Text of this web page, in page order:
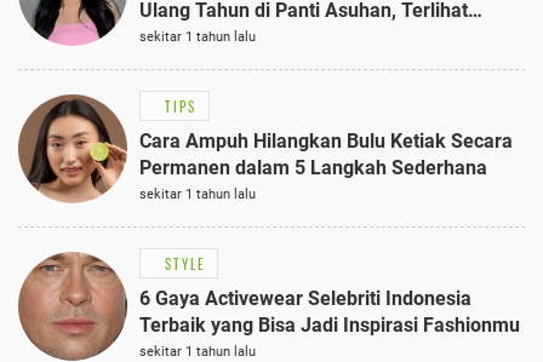
Ulang Tahun di Panti Asuhan, Terlihat
Anggun dengan Kaftan Cokelat
sekitar 1 tahun lalu
TIPS
Cara Ampuh Hilangkan Bulu Ketiak Secara
Permanen dalam 5 Langkah Sederhana
sekitar 1 tahun lalu
STYLE
6 Gaya Activewear Selebriti Indonesia
Terbaik yang Bisa Jadi Inspirasi Fashionmu
sekitar 1 tahun lalu